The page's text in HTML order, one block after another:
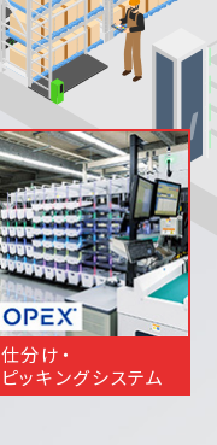
仕分け・
ピッキングシステム